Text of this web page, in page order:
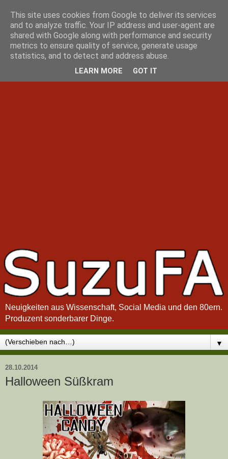
Neuigkeiten aus Wissenschaft, Social Media und den 80ern.
Produzent sonderbarer Dinge.
▼
28.10.2014
Halloween Süßkram
This site uses cookies from Google to deliver its services
and to analyze traffic. Your IP address and user-agent are
shared with Google along with performance and security
metrics to ensure quality of service, generate usage
statistics, and to detect and address abuse.
LEARN MORE GOT IT